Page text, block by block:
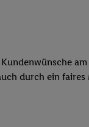
durch ein